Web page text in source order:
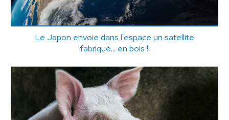
Le Japon envoie dans l'espace un satellite
fabriqué... en bois !